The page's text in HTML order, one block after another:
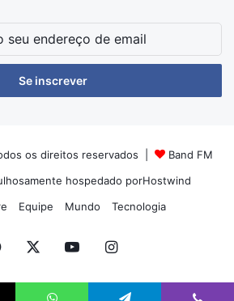
os direitos reservados |
Band FM
hospedado porHostwind
Equipe Mundo Tecnologia
Facebook YouTubeInstagram